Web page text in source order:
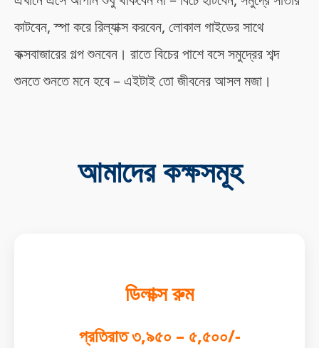
কাটবেন, স্পা করে রিল্যাক্স করবেন, লোকাল গাইডের সাথে
কক্সবাজারের গল্প শুনবেন। রাতে বিচের পাশে বসে সমুদ্রের শব্দ
শুনতে শুনতে মনে হবে – এইটাই তো জীবনের আসল মজা।
আমাদের কক্ষসমূহ
ডিলাক্স রুম
প্রতিরাত ৩,৯৫০ – ৫,৫০০/-